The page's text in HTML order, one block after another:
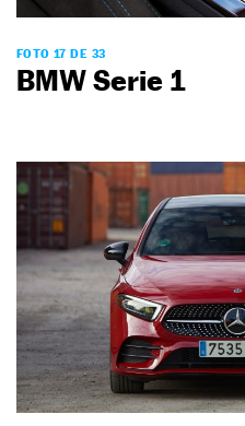
FOTO 17 DE 33
BMW Serie 1